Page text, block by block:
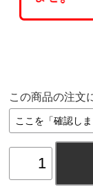
この商品の注文